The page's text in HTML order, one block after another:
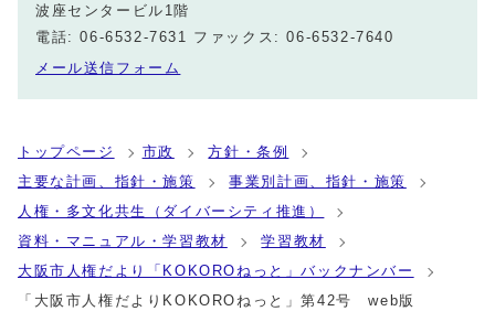
波座センタービル1階
電話: 06-6532-7631 ファックス: 06-6532-7640
メール送信フォーム
トップページ 市政
方針・条例
主要な計画、指針・施策
事業別計画、指針・施策
人権・多文化共生（ダイバーシティ推進）
資料・マニュアル・学習教材
学習教材
大阪市人権だより「KOKOROねっと」バックナンバー
「大阪市人権だよりKOKOROねっと」第42号 web版